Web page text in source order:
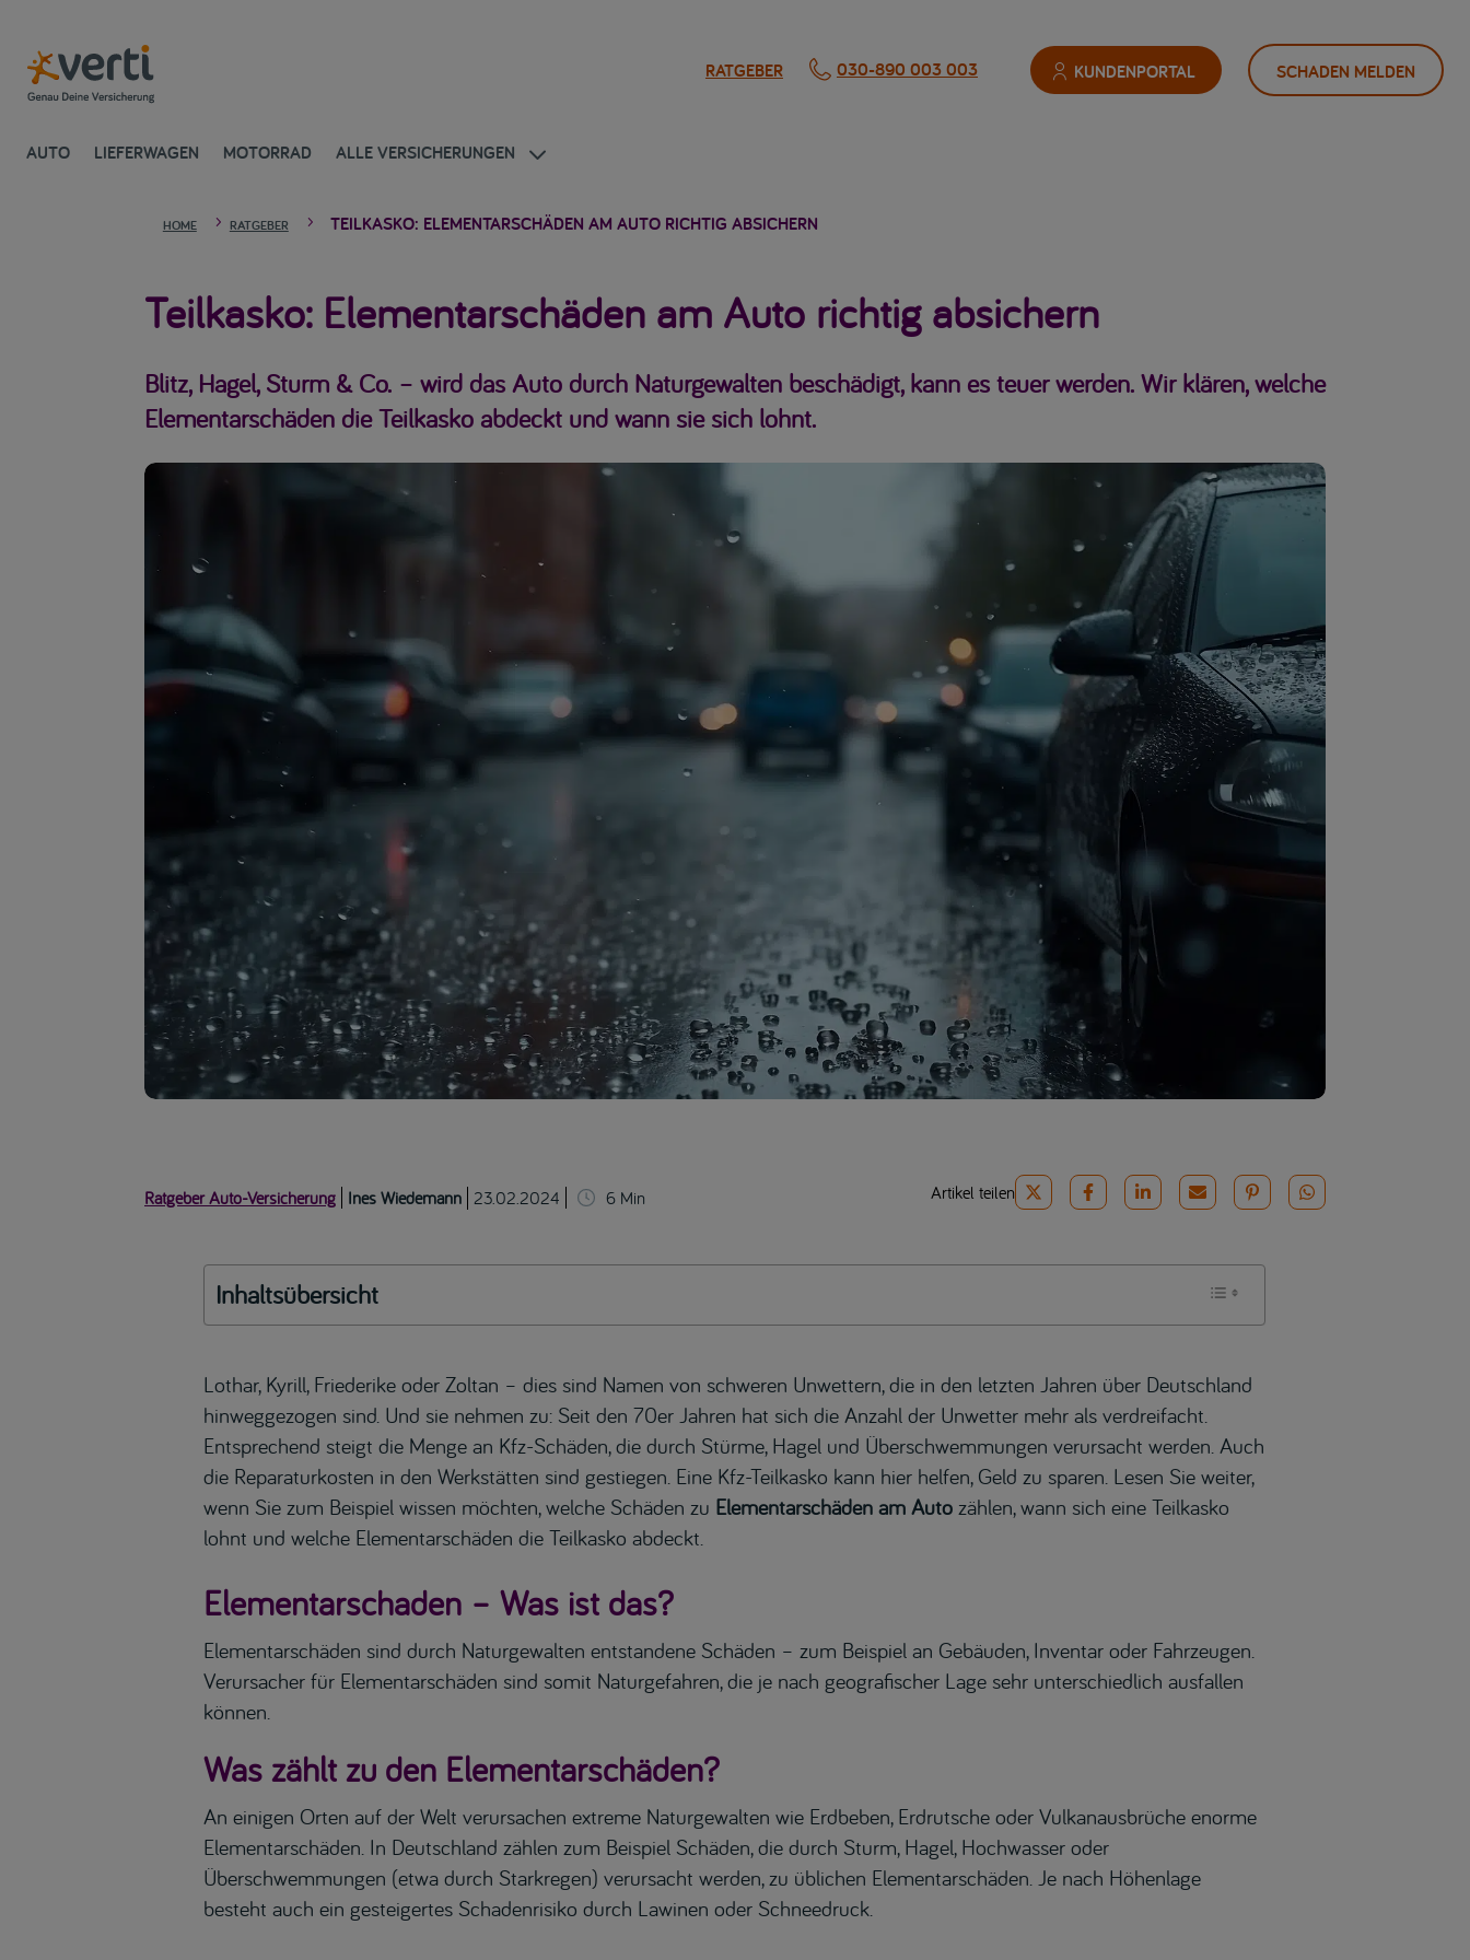
RATGEBER 030-890 003 003 KUNDENPORTAL SCHADEN MELDEN
AUTO LIEFERWAGEN MOTORRAD ALLE VERSICHERUNGEN
HOME 5 RATGEBER 5 TEILKASKO: ELEMENTARSCHÄDEN AM AUTO RICHTIG ABSICHERN
Teilkasko: Elementarschäden am Auto richtig absichern
Blitz, Hagel, Sturm & Co. – wird das Auto durch Naturgewalten beschädigt, kann es teuer werden. Wir klären, welche
Elementarschäden die Teilkasko abdeckt und wann sie sich lohnt.
Ratgeber Auto-Versicherung Ines Wiedemann 23.02.2024 6 Min Artikel teilen
Inhaltsübersicht
Lothar, Kyrill, Friederike oderZoltan – dies sind Namen von schweren Unwettern, die in den letzten Jahren über Deutschland
hinweggezogen sind. Und sie nehmen zu: Seit den 70er Jahren hat sich die Anzahl der Unwetter mehr als verdreifacht.
Entsprechend steigt die Menge an Kfz-Schäden, die durch Stürme, Hagel und Überschwemmungen verursacht werden. Auch
die Reparaturkosten in den Werkstätten sind gestiegen. Eine Kfz-Teilkasko kann hier helfen, Geld zu sparen. Lesen Sie weiter,
wenn Sie zum Beispiel wissen möchten, welche Schäden zu Elementarschäden am Auto zählen, wann sich eine Teilkasko
lohnt und welche Elementarschäden die Teilkasko abdeckt.
Elementarschaden – Was ist das?
Elementarschäden sind durch Naturgewalten entstandene Schäden – zum Beispiel an Gebäuden, Inventar oder Fahrzeugen.
Verursacher für Elementarschäden sind somit Naturgefahren, die je nach geografischer Lage sehr unterschiedlich ausfallen
können.
Was zählt zu den Elementarschäden?
An einigen Orten auf der Welt verursachen extreme Naturgewalten wie Erdbeben, Erdrutsche oder Vulkanausbrüche enorme
Elementarschäden. In Deutschland zählen zum Beispiel Schäden, die durch Sturm, Hagel, Hochwasser oder
Überschwemmungen (etwa durch Starkregen) verursacht werden, zu üblichen Elementarschäden. Je nach Höhenlage
besteht auch ein gesteigertes Schadenrisiko durch Lawinen oder Schneedruck.